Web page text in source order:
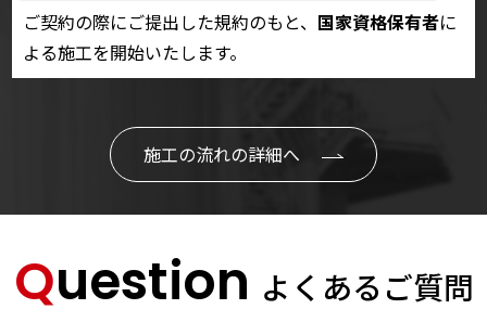
ご契約の際にご提出した規約のもと、 国家資格保有者に
よる施工を開始いたします。
施工の流れの詳細へ
Question よくあるご質問